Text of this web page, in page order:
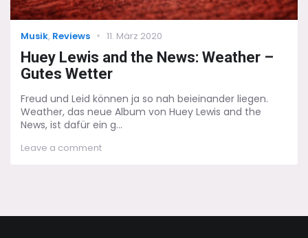
Categories
Musik, Reviews
Posted
11. März 2020
Huey Lewis and the News: Weather –
Gutes Wetter
Freud und Leid können ja so nah beieinander liegen.
Weather, das neue Album von Huey Lewis and the
News, ist dafür ein g...
Leave a commenton